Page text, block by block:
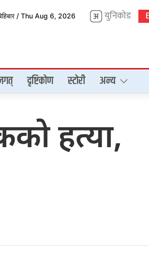
/ Thu Aug 6, 2026 युनिकोड
दृष्टिकोण स्टोरी अन्य
हत्या,